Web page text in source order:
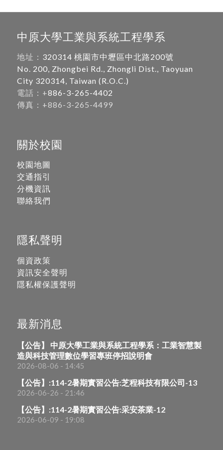
中原大學工業與系統工程學系
地址： 320314 桃園市中壢區中北路200號
No. 200, Zhongbei Rd., Zhongli Dist., Taoyuan
City 320314, Taiwan (R.O.C.)
電話：+886-3-265-4402
傳真：+886-3-265-4499
關於校園
校園地圖
交通指引
分機資訊
聯絡我們
隱私聲明
個資政策
資訊安全聲明
隱私權保護聲明
最新消息
【公告】 中原大學工業與系統工程學系：工業智慧製
造與科技管理數位學習專班停招說明會
2026-08-06 - 14:45
【公告】:114-2暑期實習公告:芝程科技有限公司-13
2026-06-26 - 21:46
【公告】:114-2暑期實習公告:采安茶業-12
2026-06-09 - 19:08